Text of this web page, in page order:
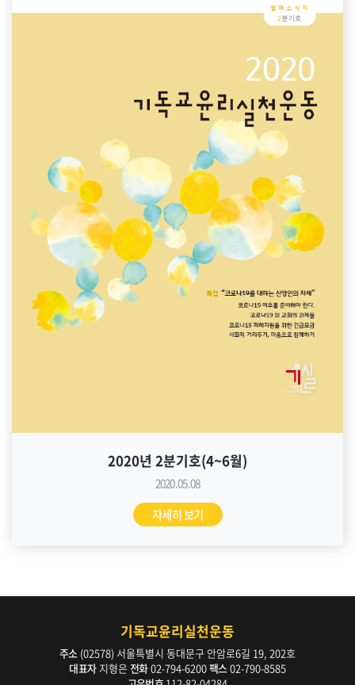
2020년 2분기호(4~6월)
2020.05.08
자세히 보기
기독교윤리실천운동
주소 (02578) 서울특별시 동대문구 안암로6길 19, 202호
대표자지형은 전화02-794-6200팩스 02-790-8585